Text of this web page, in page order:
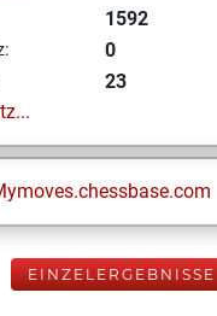
1592
0
23
EINZELERGEBNISSE